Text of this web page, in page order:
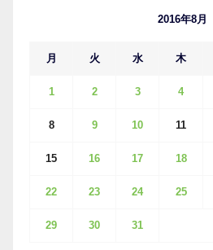
2016年8月
月 火 水 木
1 2 3 4
8 9 10 11
15 16 17 18
22 23 24 25
29 30 31